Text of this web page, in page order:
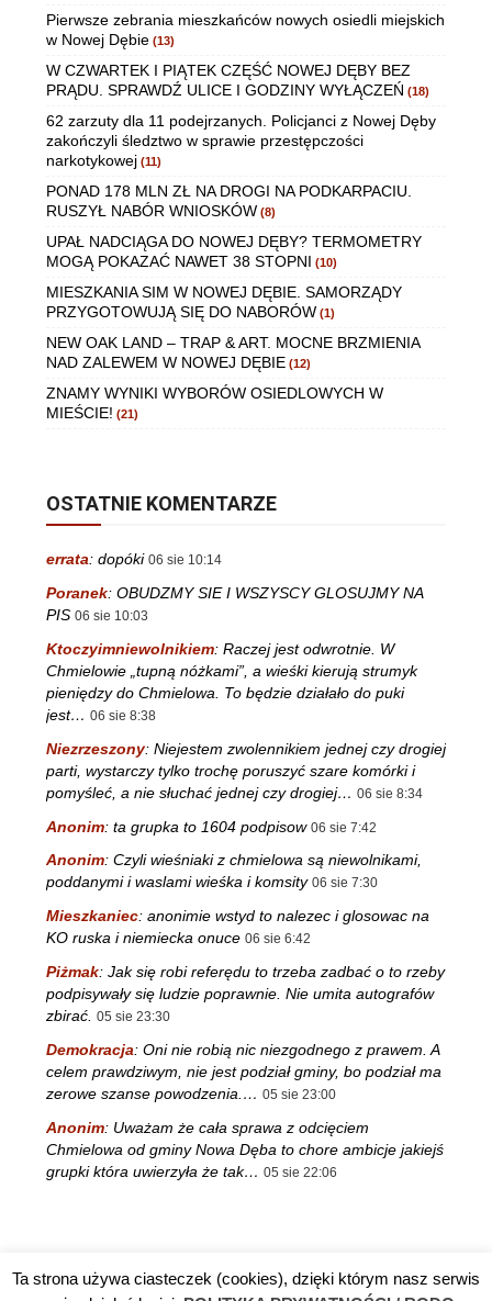
Pierwsze zebrania mieszkańców nowych osiedli miejskich
w Nowej Dębie (13)
W CZWARTEK I PIĄTEK CZĘŚĆ NOWEJ DĘBY BEZ
PRĄDU. SPRAWDŹ ULICE I GODZINY WYŁĄCZEŃ (18)
62 zarzuty dla 11 podejrzanych. Policjanci z Nowej Dęby
zakończyli śledztwo w sprawie przestępczości
narkotykowej (11)
PONAD 178 MLN ZŁ NA DROGI NA PODKARPACIU.
RUSZYŁ NABÓR WNIOSKÓW (8)
UPAŁ NADCIĄGA DO NOWEJ DĘBY? TERMOMETRY
MOGĄ POKAZAĆ NAWET 38 STOPNI (10)
MIESZKANIA SIM W NOWEJ DĘBIE. SAMORZĄDY
PRZYGOTOWUJĄ SIĘ DO NABORÓW (1)
NEW OAK LAND – TRAP & ART. MOCNE BRZMIENIA
NAD ZALEWEM W NOWEJ DĘBIE (12)
ZNAMY WYNIKI WYBORÓW OSIEDLOWYCH W
MIEŚCIE! (21)
OSTATNIE KOMENTARZE
errata: dopóki 06 sie 10:14
Poranek: OBUDZMY SIE I WSZYSCY GLOSUJMY NA
PIS 06 sie 10:03
Ktoczyimniewolnikiem: Raczej jest odwrotnie. W
Chmielowie „tupną nóżkami”, a wieśki kierują strumyk
pieniędzy do Chmielowa. To będzie działało do puki
jest… 06 sie 8:38
Niezrzeszony: Niejestem zwolennikiem jednej czy drogiej
parti, wystarczy tylko trochę poruszyć szare komórki i
pomyśleć, a nie słuchać jednej czy drogiej… 06 sie 8:34
Anonim: ta grupka to 1604 podpisow 06 sie 7:42
Anonim: Czyli wieśniaki z chmielowa są niewolnikami,
poddanymi i waslami wieśka i komsity 06 sie 7:30
Mieszkaniec: anonimie wstyd to nalezec i glosowac na
KO ruska i niemiecka onuce 06 sie 6:42
Piżmak: Jak się robi referędu to trzeba zadbać o to rzeby
podpisywały się ludzie poprawnie. Nie umita autografów
zbirać. 05 sie 23:30
Demokracja: Oni nie robią nic niezgodnego z prawem. A
celem prawdziwym, nie jest podział gminy, bo podział ma
zerowe szanse powodzenia.… 05 sie 23:00
Anonim: Uważam że cała sprawa z odcięciem
Chmielowa od gminy Nowa Dęba to chore ambicje jakiejś
grupki która uwierzyła że tak… 05 sie 22:06
Ta strona używa ciasteczek (cookies), dzięki którym nasz serwis